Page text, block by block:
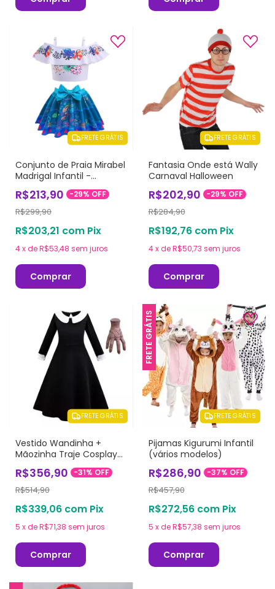
FRETE GRÁTIS
Conjunto de Praia Mirabel
Madrigal Infantil -
Encanto
R$213,90 -29% OFF
R$299,90
R$203,21 com Pix
4xdeR$53,48 sem juros
Comprar
FRETE GRÁTIS
Fantasia Onde está Wally
Carnaval Halloween
R$202,90 -29% OFF
R$284,90
R$192,76 com Pix
4 xdeR$50,73 sem juros
Comprar
FRETE GRÁTIS
Vestido Wandinha +
Mãozinha Traje Cosplay
Halloween Infantil
R$356,90 -31% OFF
R$514,90
R$339,06 com Pix
5 xdeR$71,38 sem juros
Comprar
FRETE GRÁTIS
FRETE GRÁTIS
Pijamas Kigurumi Infantil
(vários modelos)
R$286,90 -37% OFF
R$457,90
R$272,56 com Pix
5 xdeR$57,38 sem juros
Comprar